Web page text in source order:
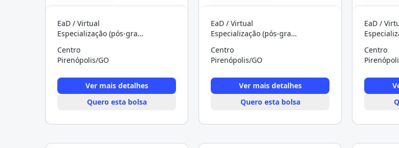
EaD / Virtual
Especialização (pós-graduação)
Centro
Pirenópolis/GO
Ver mais detalhes
Quero esta bolsa
EaD / Virtual
Especialização (pós-graduação)
Centro
Pirenópolis/GO
Ver mais detalhes
Quero esta bolsa
EaD /
Centro